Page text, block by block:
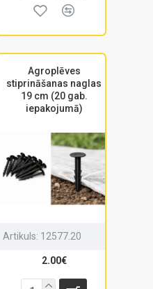
Agroplēves
stiprināšanas naglas
19 cm (20 gab.
iepakojumā)
Artikuls: 12577.20
2.00€